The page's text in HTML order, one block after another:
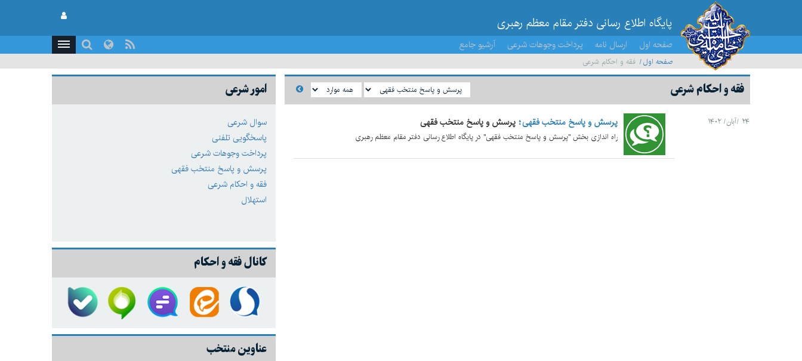
پایگاه اطلاع رسانی دفتر مقام معظم رهبری
صفحه اول ارسال نامه پرداخت وجوهات شرعی آرشیو جامع
صفحه اول فقه و احکام شرعی
فقه و احکام شرعی
۲۴ /آبان/ ۱۴۰۲ پرسش و پاسخ منتخب فقهی پرسش و پاسخ منتخب فقهی
راه اندازی بخش "پرسش و پاسخ منتخب فقهی" در پایگاه اطلاع رسانی دفتر مقام معظم رهبری
امور شرعی
سوال شرعی
پاسخگویی تلفنی
پرداخت وجوهات شرعی
پرسش و پاسخ منتخب فقهی
فقه و احکام شرعی
استهلال
کانال فقه و احکام
عناوین منتخب